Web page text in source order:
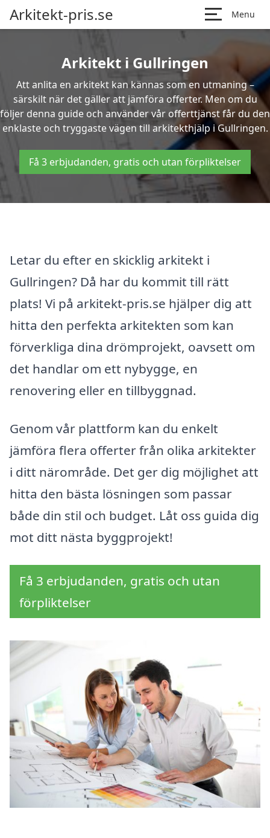
Arkitekt-pris.se Menu
Arkitekt i Gullringen
Att anlita en arkitekt kan kännas som en utmaning –
särskilt när det gäller att jämföra offerter. Men om du
följer denna guide och använder vår offerttjänst får du den
enklaste och tryggaste vägen till arkitekthjälp i Gullringen.
Få 3 erbjudanden, gratis och utan förpliktelser
Letar du efter en skicklig arkitekt i
Gullringen? Då har du kommit till rätt
plats! Vi på arkitekt-pris.se hjälper dig att
hitta den perfekta arkitekten som kan
förverkliga dina drömprojekt, oavsett om
det handlar om ett nybygge, en
renovering eller en tillbyggnad.
Genom vår plattform kan du enkelt
jämföra flera offerter från olika arkitekter
i ditt närområde. Det ger dig möjlighet att
hitta den bästa lösningen som passar
både din stil och budget. Låt oss guida dig
mot ditt nästa byggprojekt!
Få 3 erbjudanden, gratis och utan
förpliktelser